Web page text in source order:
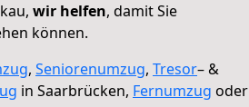
wir helfen, damit Sie
können.
, Seniorenumzug, Tresor– &
in Saarbrücken, Fernumzug oder